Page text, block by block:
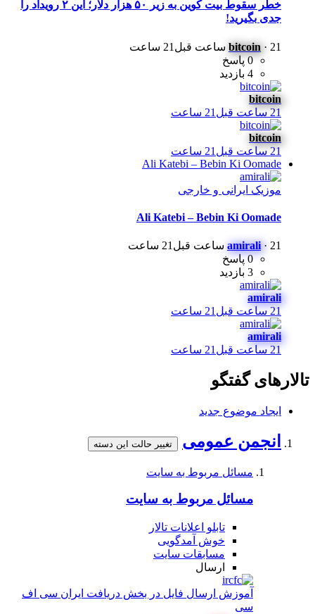
خطر سقوط بیت کوین به زیر ۵۰ هزار دلار؛ این ۲ رویداد را
جدی بگیرید!
bitcoin · 21 ساعت قبل
21 ساعت
0 پاسخ
4 بازدید
bitcoin
21 ساعت قبل
21 ساعت
bitcoin
21 ساعت قبل
21 ساعت
Ali Katebi – Bebin Ki Oomade
موزیک ایرانی و خارجی
Ali Katebi – Bebin Ki Oomade
amirali · 21 ساعت قبل
21 ساعت
0 پاسخ
3 بازدید
amirali
21 ساعت قبل
21 ساعت
amirali
21 ساعت قبل
21 ساعت
تالارهای گفتگو
ایجاد موضوع جدید
انجمن عمومی تغییر حالت این دسته
مسائل مربوط به سایت
مسائل مربوط به سایت
تابلو اعلانات تالار
خوش آمدگویی
مسابقات سایت
ارسال
آموزش ارسال فایل در بخش دریافت ایران سی اف
سی